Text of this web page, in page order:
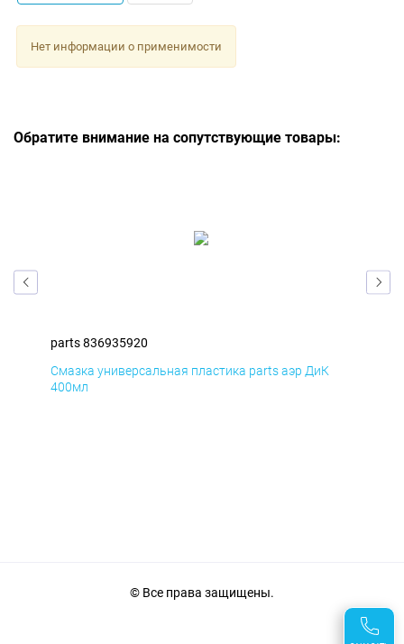
Нет информации о применимости
Обратите внимание на сопутствующие товары:
parts 836935920
Смазка универсальная пластика parts аэр ДиК
400мл
© Все права защищены.